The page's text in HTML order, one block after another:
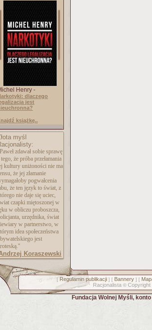
Henry -
dlaczego
jest
książkę..
myśl
zdawał sobie sprawę
że próba przełamania
kultury uniżoności nie ma
że jej złamanie
pogwałcenia
że ten język to świat, z
nie daje się uciec,
czapki miętoszonej w
w obliczu proboszcza,
urzędnika, świat
w partnerstwo, w
idea społeczeństwa
jest
Koraszewski
[ Regulamin publikacji] [ Bannery] [
Racjonalista © Copyright
Fundacja Wolnej Myśli,